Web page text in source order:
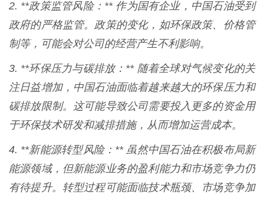
2. **政策监管风险：** 作为国有企业，中国石油受到
政府的严格监管。政策的变化，如环保政策、价格管
制等，可能会对公司的经营产生不利影响。
3. **环保压力与碳排放：** 随着全球对气候变化的关
注日益增加，中国石油面临着越来越大的环保压力和
碳排放限制。这可能导致公司需要投入更多的资金用
于环保技术研发和减排措施，从而增加运营成本。
4. **新能源转型风险：** 虽然中国石油在积极布局新
能源领域，但新能源业务的盈利能力和市场竞争力仍
有待提升。转型过程可能面临技术瓶颈、市场竞争加